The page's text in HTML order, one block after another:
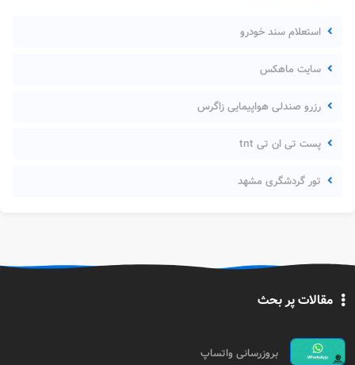
استعلام سند خودرو
سایت ماهکس
رزرو صندلی هواپیمایی زاگرس
پست تی ان تی tnt
تور گردشگری مشهد
مقالات پر بحث
بروزرسانی واتساپ